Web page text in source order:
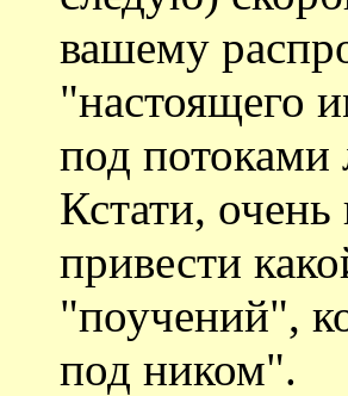
вашему
"настоящего
под
Кстати,
привести
"поучений",
под ником".